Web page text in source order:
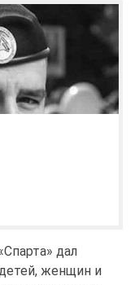
дал
женщин и